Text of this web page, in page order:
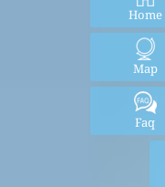
Home
Map
Faq